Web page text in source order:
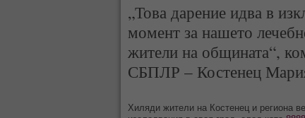
„Това дарение идва в
момент за нашето
жители на общината“,
СБПЛР – Костенец
Хиляди жители на Костенец и региона